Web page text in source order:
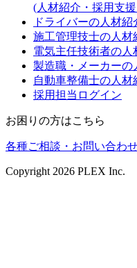
(人材紹介・採用支
ドライバーの人材
施工管理技士の人材
電気主任技術者の人
製造職・メーカーの
自動車整備士の人
採用担当ログイン
お困りの方はこちら
各種ご相談・お問い合わ
Copyright 2026 PLEX Inc.